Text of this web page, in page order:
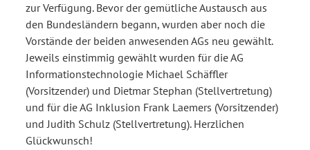
zur Verfügung. Bevor der gemütliche Austausch aus
den Bundesländern begann, wurden aber noch die
Vorstände der beiden anwesenden AGs neu gewählt.
Jeweils einstimmig gewählt wurden für die AG
Informationstechnologie Michael Schäffler
(Vorsitzender) und Dietmar Stephan (Stellvertretung)
und für die AG Inklusion Frank Laemers (Vorsitzender)
und Judith Schulz (Stellvertretung). Herzlichen
Glückwunsch!